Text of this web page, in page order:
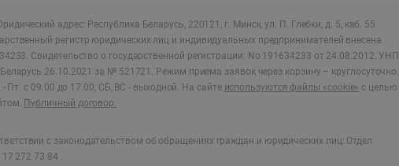
адрес: Республика Беларусь, 220121, г. Минск, ул. П. Глебки, д. 5, каб. 55
регистр юридических лиц и индивидуальных предпринимателей внесена
Свидетельство о государственной регистрации: No 191634233 от 24.08.2012. УНП
26.10.2021 за № 521721. Режим приема заявок через корзину – круглосуточно.
Пт. с 09.00 до 17.00, СБ, ВС - выходной. На сайте используются файлы «cookie» с целью
Публичный договор.
с законодательством об обращениях граждан и юридических лиц: Отдел
272 73 84 .